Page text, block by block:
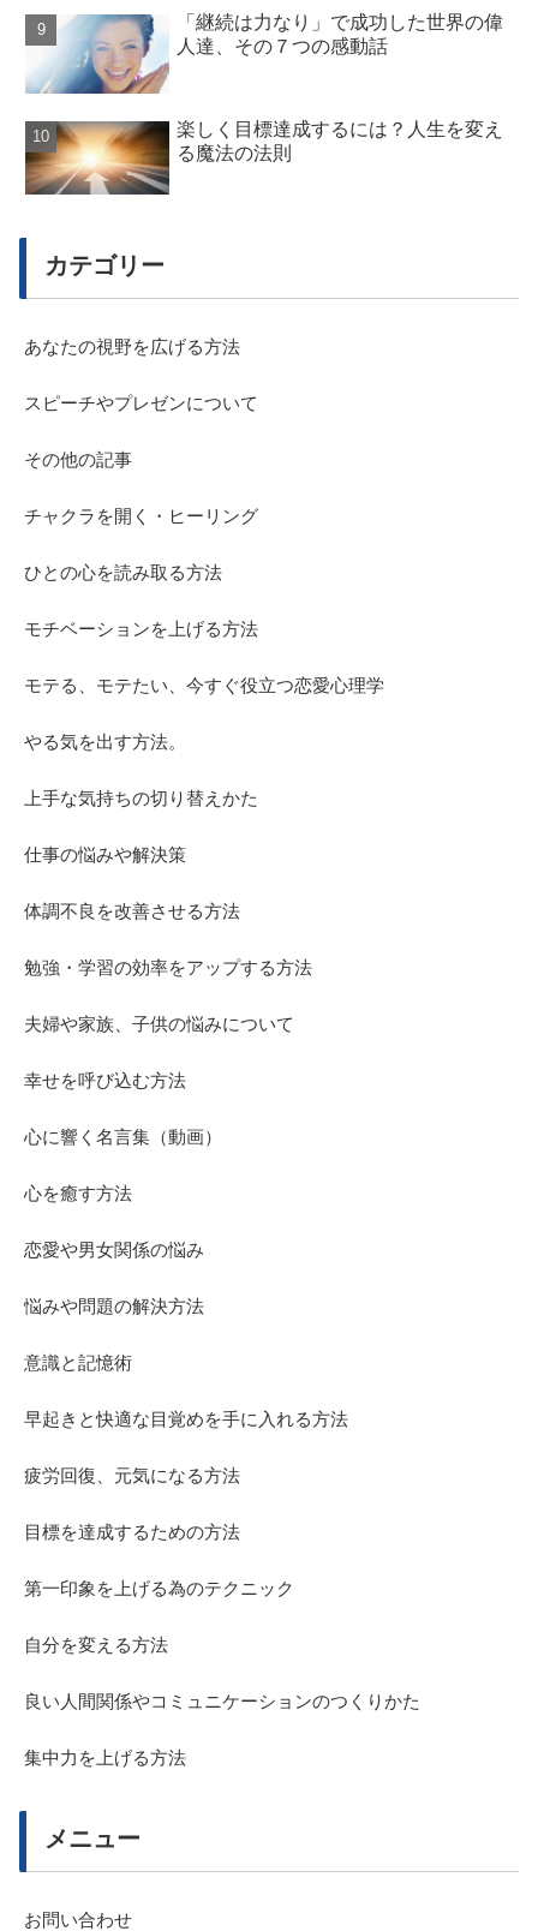
「継続は力なり」で成功した世界の偉
人達、その７つの感動話
楽しく目標達成するには？人生を変え
る魔法の法則
カテゴリー
あなたの視野を広げる方法
スピーチやプレゼンについて
その他の記事
チャクラを開く・ヒーリング
ひとの心を読み取る方法
モチベーションを上げる方法
モテる、モテたい、今すぐ役立つ恋愛心理学
やる気を出す方法。
上手な気持ちの切り替えかた
仕事の悩みや解決策
体調不良を改善させる方法
勉強・学習の効率をアップする方法
夫婦や家族、子供の悩みについて
幸せを呼び込む方法
心に響く名言集（動画）
心を癒す方法
恋愛や男女関係の悩み
悩みや問題の解決方法
意識と記憶術
早起きと快適な目覚めを手に入れる方法
疲労回復、元気になる方法
目標を達成するための方法
第一印象を上げる為のテクニック
自分を変える方法
良い人間関係やコミュニケーションのつくりかた
集中力を上げる方法
メニュー
お問い合わせ